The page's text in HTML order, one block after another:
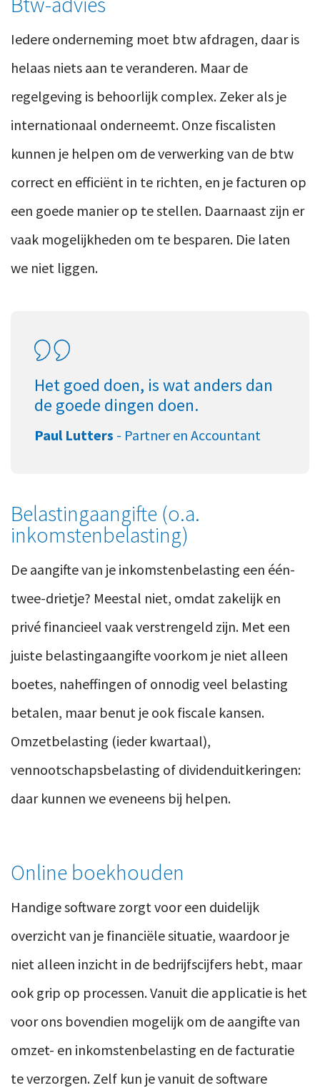
Iedere onderneming moet btw afdragen, daar is
helaas niets aan te veranderen. Maar de
regelgeving is behoorlijk complex. Zeker als je
internationaal onderneemt. Onze fiscalisten
kunnen je helpen om de verwerking van de btw
correct en efficiënt in te richten, en je facturen op
een goede manier op te stellen. Daarnaast zijn er
vaak mogelijkheden om te besparen. Die laten
we niet liggen.
Het goed doen, is wat anders dan
de goede dingen doen.
Paul Lutters - Partner en Accountant
Belastingaangifte (o.a.
inkomstenbelasting)
De aangifte van je inkomstenbelasting een één-
twee-drietje? Meestal niet, omdat zakelijk en
privé financieel vaak verstrengeld zijn. Met een
juiste belastingaangifte voorkom je niet alleen
boetes, naheffingen of onnodig veel belasting
betalen, maar benut je ook fiscale kansen.
Omzetbelasting (ieder kwartaal),
vennootschapsbelasting of dividenduitkeringen:
daar kunnen we eveneens bij helpen.
Online boekhouden
Handige software zorgt voor een duidelijk
overzicht van je financiële situatie, waardoor je
niet alleen inzicht in de bedrijfscijfers hebt, maar
ook grip op processen. Vanuit die applicatie is het
voor ons bovendien mogelijk om de aangifte van
omzet- en inkomstenbelasting en de facturatie
te verzorgen. Zelf kun je vanuit de software